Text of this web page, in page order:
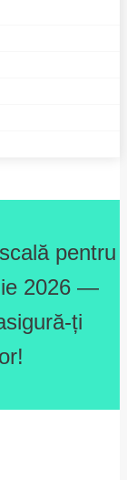
pentru
2026 —
ți